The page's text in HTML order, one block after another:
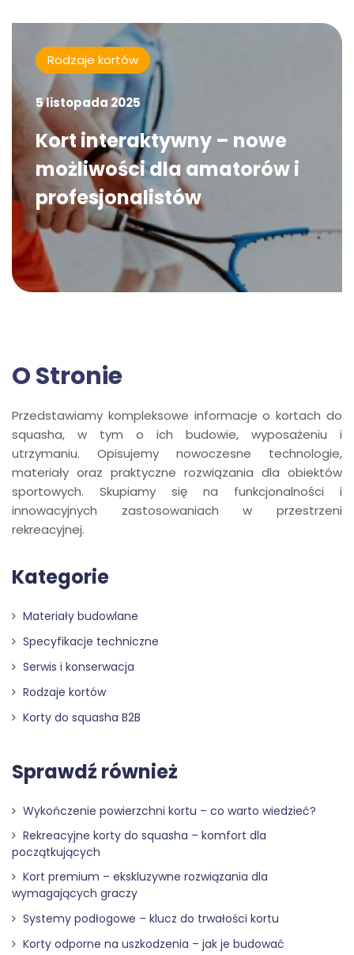
Rodzaje kortów
5 listopada 2025
Kort interaktywny – nowe
możliwości dla amatorów i
profesjonalistów
O Stronie
Przedstawiamy kompleksowe informacje o kortach do
squasha, w tym o ich budowie, wyposażeniu i
utrzymaniu. Opisujemy nowoczesne technologie,
materiały oraz praktyczne rozwiązania dla obiektów
sportowych. Skupiamy się na funkcjonalności i
innowacyjnych zastosowaniach w przestrzeni
rekreacyjnej.
Kategorie
Materiały budowlane
Specyfikacje techniczne
Serwis i konserwacja
Rodzaje kortów
Korty do squasha B2B
Sprawdź również
Wykończenie powierzchni kortu – co warto wiedzieć?
Rekreacyjne korty do squasha – komfort dla
początkujących
Kort premium – ekskluzywne rozwiązania dla
wymagających graczy
Systemy podłogowe – klucz do trwałości kortu
Korty odporne na uszkodzenia – jak je budować